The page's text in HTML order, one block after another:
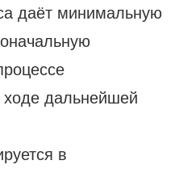
даёт минимальную
ходе дальнейшей
в